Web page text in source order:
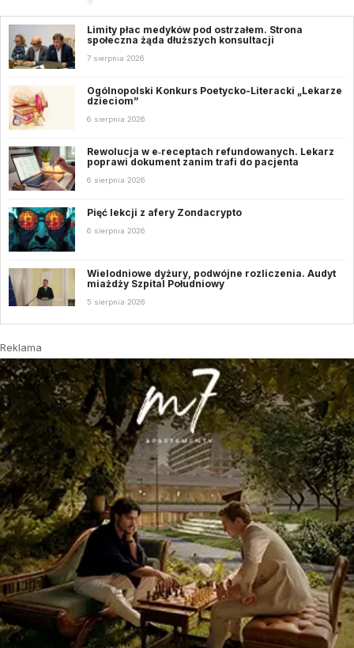
Limity płac medyków pod ostrzałem. Strona
społeczna żąda dłuższych konsultacji
7 sierpnia 2026
Ogólnopolski Konkurs Poetycko-Literacki „Lekarze
dzieciom”
6 sierpnia 2026
Rewolucja w e‑receptach refundowanych. Lekarz
poprawi dokument zanim trafi do pacjenta
6 sierpnia 2026
Pięć lekcji z afery Zondacrypto
6 sierpnia 2026
Wielodniowe dyżury, podwójne rozliczenia. Audyt
miażdży Szpital Południowy
5 sierpnia 2026
Reklama